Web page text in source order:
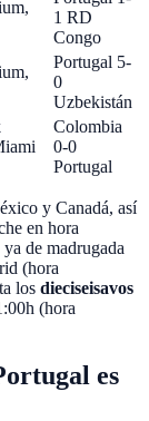
,
1 RD
Congo
,
Portugal 5-
0
Uzbekistán
Colombia
0-0
Portugal
y Canadá, así
en hora
de madrugada
(hora
los dieciseisavos
h (hora
es